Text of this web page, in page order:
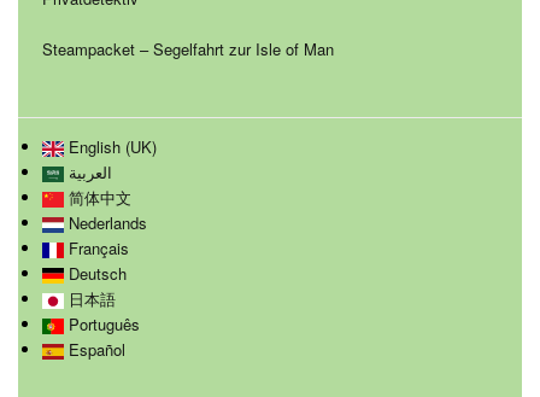
Steampacket – Segelfahrt zur Isle of Man
English (UK)
العربية
简体中文
Nederlands
Français
Deutsch
日本語
Português
Español